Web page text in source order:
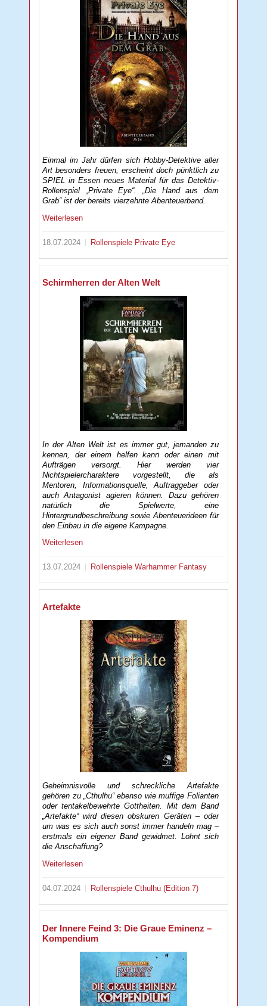
Einmal im Jahr dürfen sich Hobby-Detektive aller
Art besonders freuen, erscheint doch pünktlich zu
SPIEL in Essen neues Material für das Detektiv-
Rollenspiel „Private Eye“. „Die Hand aus dem
Grab“ ist der bereits vierzehnte Abenteuerband.
Weiterlesen
18.07.2024 Rollenspiele Private Eye
Schirmherren der Alten Welt
In der Alten Welt ist es immer gut, jemanden zu
kennen, der einem helfen kann oder einen mit
Aufträgen versorgt. Hier werden vier
Nichtspielercharaktere vorgestellt, die als
Mentoren, Informationsquelle, Auftraggeber oder
auch Antagonist agieren können. Dazu gehören
natürlich die Spielwerte, eine
Hintergrundbeschreibung sowie Abenteuerideen für
den Einbau in die eigene Kampagne.
Weiterlesen
13.07.2024 RollenspieleWarhammer Fantasy
Artefakte
Geheimnisvolle und schreckliche Artefakte
gehören zu „Cthulhu“ ebenso wie muffige Folianten
oder tentakelbewehrte Gottheiten. Mit dem Band
„Artefakte“ wird diesen obskuren Geräten – oder
um was es sich auch sonst immer handeln mag –
erstmals ein eigener Band gewidmet. Lohnt sich
die Anschaffung?
Weiterlesen
04.07.2024 RollenspieleCthulhu (Edition 7)
Der Innere Feind 3: Die Graue Eminenz –
Kompendium